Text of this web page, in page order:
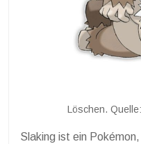
Löschen.
Slaking ist ein